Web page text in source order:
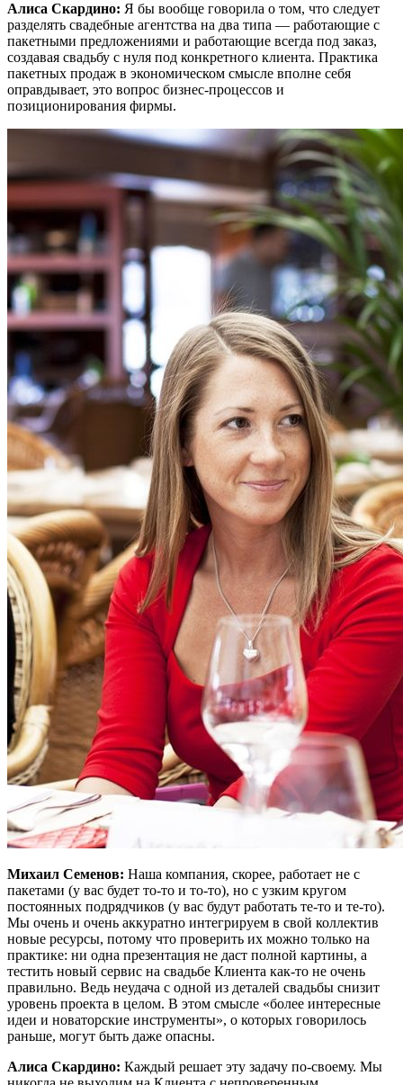
Алиса Скардино: Я бы вообще говорила о том, что следует
разделять свадебные агентства на два типа — работающие с
пакетными предложениями и работающие всегда под заказ,
создавая свадьбу с нуля под конкретного клиента. Практика
пакетных продаж в экономическом смысле вполне себя
оправдывает, это вопрос бизнес-процессов и
позиционирования фирмы.
Михаил Семенов: Наша компания, скорее, работает не с
пакетами (у вас будет то-то и то-то), но с узким кругом
постоянных подрядчиков (у вас будут работать те-то и те-то).
Мы очень и очень аккуратно интегрируем в свой коллектив
новые ресурсы, потому что проверить их можно только на
практике: ни одна презентация не даст полной картины, а
тестить новый сервис на свадьбе Клиента как-то не очень
правильно. Ведь неудача с одной из деталей свадьбы снизит
уровень проекта в целом. В этом смысле «более интересные
идеи и новаторские инструменты», о которых говорилось
раньше, могут быть даже опасны.
Алиса Скардино: Каждый решает эту задачу по-своему. Мы